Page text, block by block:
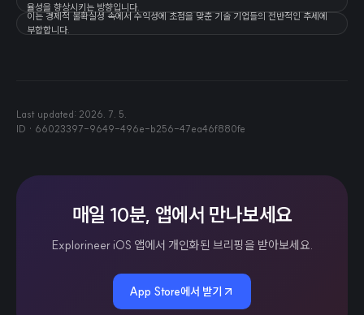
율성을 향상시키는 방향입니다.
이는 경제적 불확실성 속에서 수익성에 초점을 맞춘 기술 기업들의 전반적인 추세에
부합합니다.
Last updated: 2026. 7. 5.
ID · 66023397-9649-496e-b256-47ea46f880fe
매일 10분, 앱에서 만나보세요
Explorineer iOS 앱에서 개인화된 브리핑을 받아보세요.
App Store에서 받기